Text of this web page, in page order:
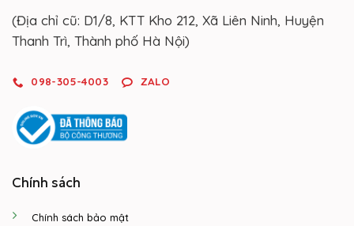
(Địa chỉ cũ: D1/8, KTT Kho 212, Xã Liên Ninh, Huyện
Thanh Trì, Thành phố Hà Nội)
098-305-4003 ZALO
Chính sách
Chính sách bảo mật